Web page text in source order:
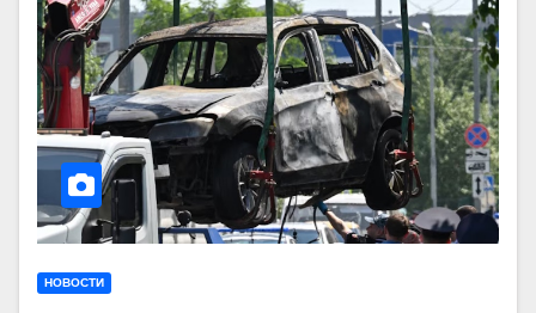
НОВОСТИ